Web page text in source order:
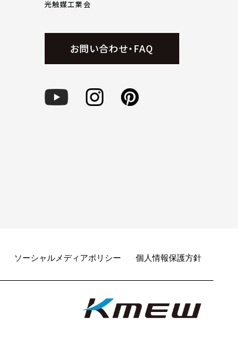
光触媒工業会
お問い合わせ・FAQ
ソーシャルメディアポリシー 個人情報保護方針